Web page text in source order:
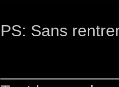
PS: Sans